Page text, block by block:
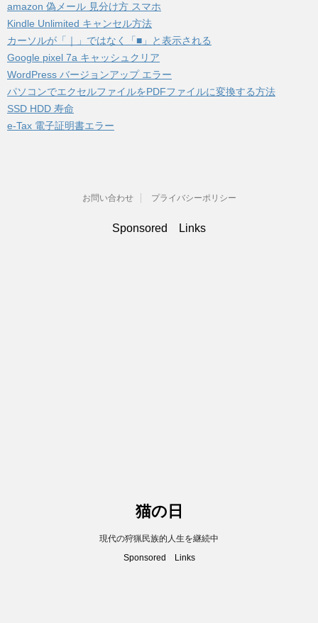
amazon 偽メール 見分け方 スマホ
Kindle Unlimited キャンセル方法
カーソルが「｜」ではなく「■」と表示される
Google pixel 7a キャッシュクリア
WordPress バージョンアップ エラー
パソコンでエクセルファイルをPDFファイルに変換する方法
SSD HDD 寿命
e-Tax 電子証明書エラー
お問い合わせ プライバシーポリシー
Sponsored Links
猫の日
現代の狩猟民族的人生を継続中
Sponsored Links